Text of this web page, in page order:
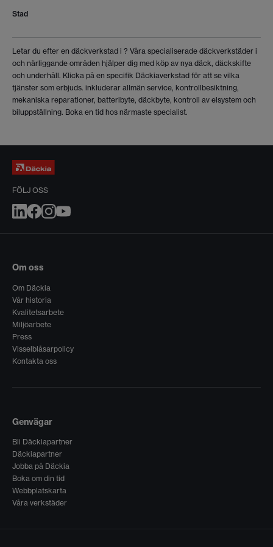
Stad
Letar du efter en däckverkstad i ? Våra specialiserade däckverkstäder i
och närliggande områden hjälper dig med köp av nya däck, däckskifte
och underhåll. Klicka på en specifik Däckiaverkstad för att se vilka
tjänster som erbjuds. inkluderar allmän service, kontrollbesiktning,
mekaniska reparationer, batteribyte, däckbyte, kontroll av elsystem och
biluppställning. Boka en tid hos närmaste specialist.
FÖLJ OSS
Om oss
Om Däckia
Vår historia
Kvalitetsarbete
Miljöarbete
Press
Visselblåsarpolicy
Kontakta oss
Genvägar
Bli Däckiapartner
Däckiapartner
Jobba på Däckia
Boka om din tid
Webbplatskarta
Våra verkstäder